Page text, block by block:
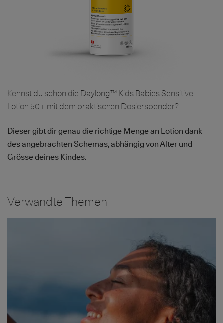
Kennst du schon die Daylong™ Kids Babies Sensitive
Lotion 50+ mit dem praktischen Dosierspender?
Dieser gibt dir genau die richtige Menge an Lotion dank
des angebrachten Schemas, abhängig von Alter und
Grösse deines Kindes.
Verwandte Themen